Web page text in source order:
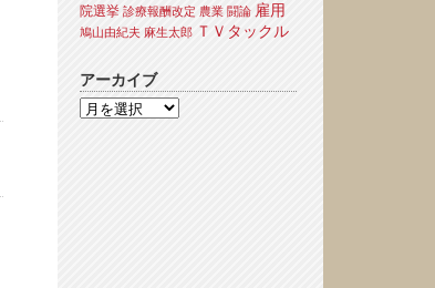
院選挙 診療報酬改定 農業 闘論 雇用
鳩山由紀夫 麻生太郎 ＴＶタックル
アーカイブ